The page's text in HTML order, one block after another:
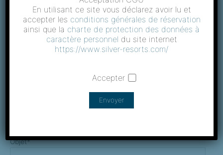
Indicatif*
Objet*
En utilisant ce site vous déclarez avoir lu et
accepter les conditions générales de réservation
ainsi que la charte de protection des données à
caractère personnel du site internet
https://www.silver-resorts.com/
Accepter